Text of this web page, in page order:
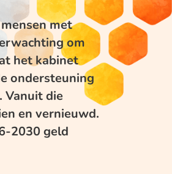
met
om
het kabinet
ondersteuning
Vanuit die
en vernieuwd.
2030 geld